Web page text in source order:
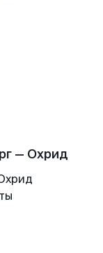
— Охрид